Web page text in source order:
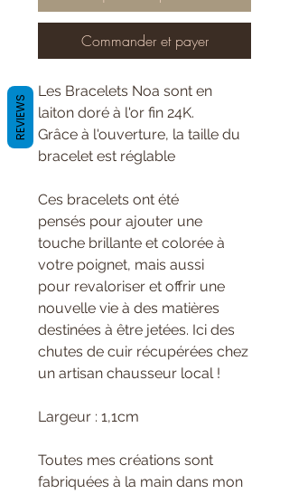
Commander et payer
Les Bracelets Noa sont en
laiton doré à l'or fin 24K.
Grâce à l'ouverture, la taille du
bracelet est réglable
Ces bracelets ont été
pensés pour ajouter une
touche brillante et colorée à
votre poignet, mais aussi
pour revaloriser et offrir une
nouvelle vie à des matières
destinées à être jetées. Ici des
chutes de cuir récupérées chez
un artisan chausseur local !
Largeur : 1,1cm
Toutes mes créations sont
fabriquées à la main dans mon
REVIEWS